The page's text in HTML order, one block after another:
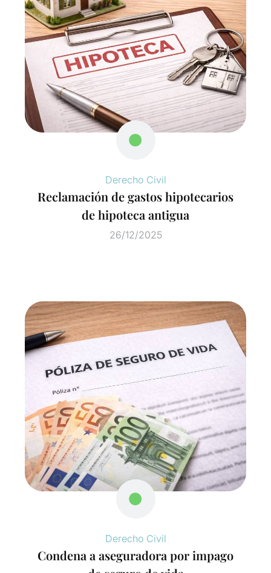
Derecho Civil
Reclamación de gastos hipotecarios
de hipoteca antigua
26/12/2025
Derecho Civil
Condena a aseguradora por impago